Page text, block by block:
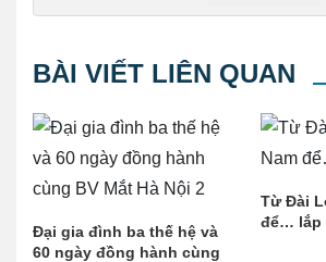
BÀI VIẾT LIÊN QUAN
Đại gia đình ba thế hệ và
60 ngày đồng hành cùng
Từ Đài
để… lắp